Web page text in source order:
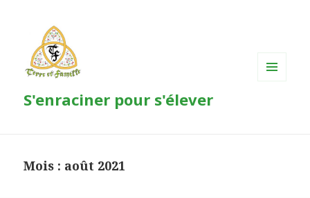
S'enraciner pour s'élever
Mois : août 2021